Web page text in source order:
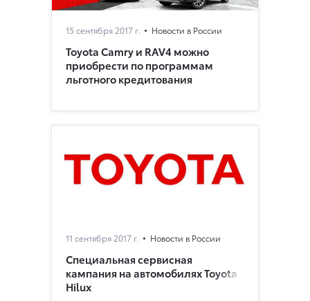
15 сентября 2017 г. Новости в России
Toyota Camry и RAV4 можно
приобрести по программам
льготного кредитования
11 сентября 2017 г. Новости в России
Cпециальная сервисная
кампания на автомобилях Toyota
Hilux